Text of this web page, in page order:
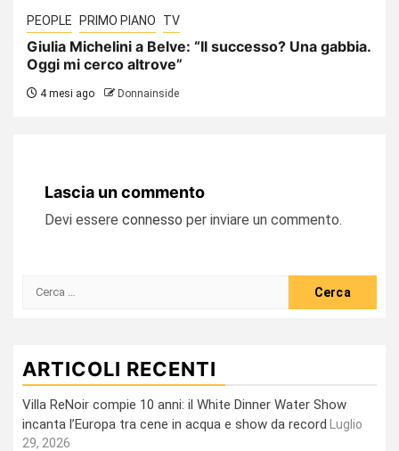
PEOPLE PRIMO PIANO TV
Giulia Michelini a Belve: “Il successo? Una gabbia.
Oggi mi cerco altrove”
4 mesi ago Donnainside
Lascia un commento
Devi essere connesso per inviare un commento.
Ricerca
ARTICOLI RECENTI
Villa ReNoir compie 10 anni: il White Dinner Water Show
incanta l’Europa tra cene in acqua e show da record Luglio
29, 2026